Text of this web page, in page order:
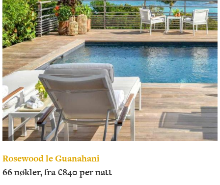
Rosewood le Guanahani
66 nøkler, fra €840 per natt